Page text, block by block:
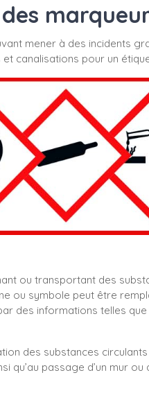
mener à des incidents
et canalisations pour un
ou transportant des
ou symbole peut être
des informations telles
des substances
qu’au passage d’un mur